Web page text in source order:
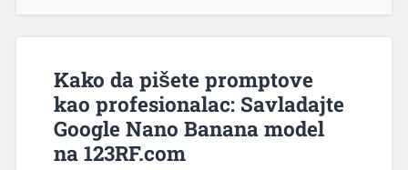
Kako da pišete promptove
kao profesionalac: Savladajte
Google Nano Banana model
na 123RF.com